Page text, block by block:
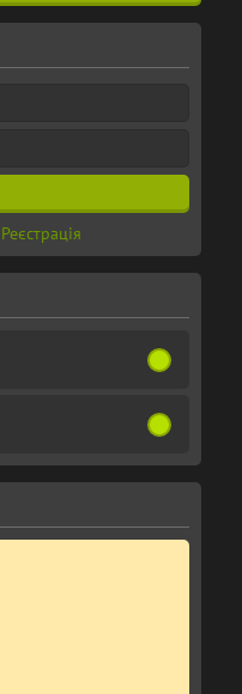
Реєстрація